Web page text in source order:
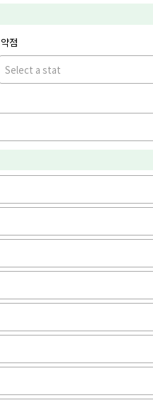
약점
Select a stat